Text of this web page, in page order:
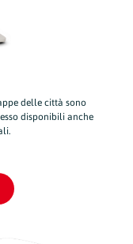
delle città sono
disponibili anche